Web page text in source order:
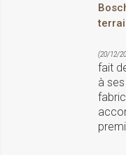
(20/12/
fait
à